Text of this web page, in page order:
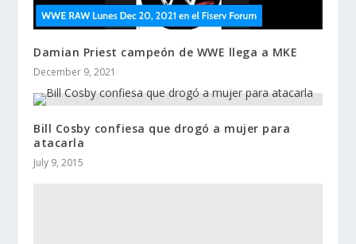
Damian Priest campeón de WWE llega a MKE
December 9, 2021
Bill Cosby confiesa que drogó a mujer para
atacarla
July 9, 2015